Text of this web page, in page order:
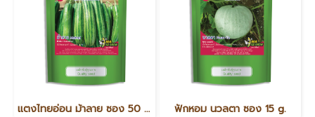
แตงไทยอ่อน ม้าลาย ซอง 50 g. ฟักหอม นวลตา ซอง 15 g.